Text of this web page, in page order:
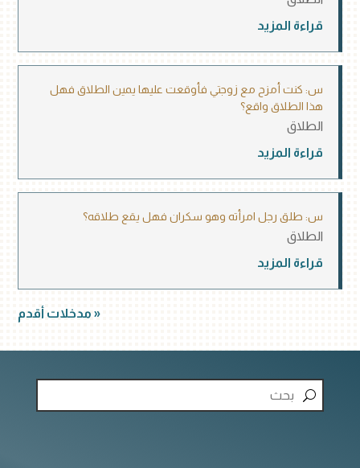
قراءة المزيد
س: كنت أمزح مع زوجتي فأوقعت عليها يمين الطلاق فهل
هذا الطلاق واقع؟
الطلاق
قراءة المزيد
س: طلق رجل امرأته وهو سكران فهل يقع طلاقه؟
الطلاق
قراءة المزيد
« مدخلات أقدم